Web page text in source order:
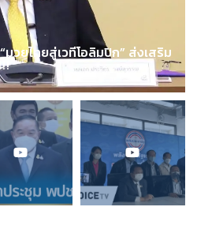
วยไทยสู่เวทีโอลิมปิก” ส่งเสริม